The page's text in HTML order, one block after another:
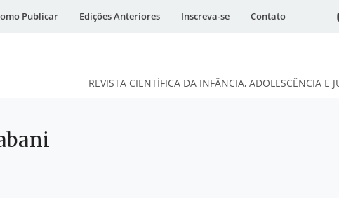
Publicar Edições Anteriores Inscreva-se Contato
REVISTA CIENTÍFICA DA INFÂNCIA, ADOLESCÊNCIA E